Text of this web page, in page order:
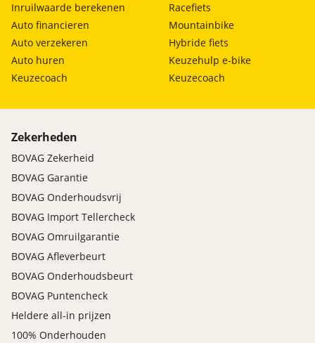
Inruilwaarde berekenen
Auto financieren
Auto verzekeren
Auto huren
Keuzecoach
Racefiets
Mountainbike
Hybride fiets
Keuzehulp e-bike
Keuzecoach
Zekerheden
BOVAG Zekerheid
BOVAG Garantie
BOVAG Onderhoudsvrij
BOVAG Import Tellercheck
BOVAG Omruilgarantie
BOVAG Afleverbeurt
BOVAG Onderhoudsbeurt
BOVAG Puntencheck
Heldere all-in prijzen
100% Onderhouden